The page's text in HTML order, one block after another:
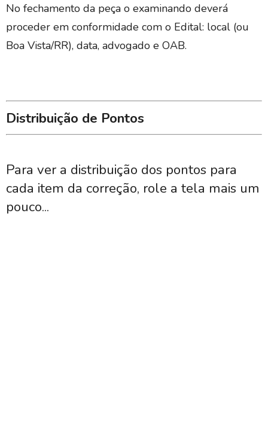
No fechamento da peça o examinando deverá
proceder em conformidade com o Edital: local (ou
Boa Vista/RR), data, advogado e OAB.
Distribuição de Pontos
Para ver a distribuição dos pontos para
cada item da correção, role a tela mais um
pouco...